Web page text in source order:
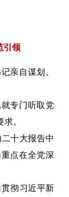
引领
自谋划、
专门听取党
。
十大报告中
点在全党深
彻习近平新